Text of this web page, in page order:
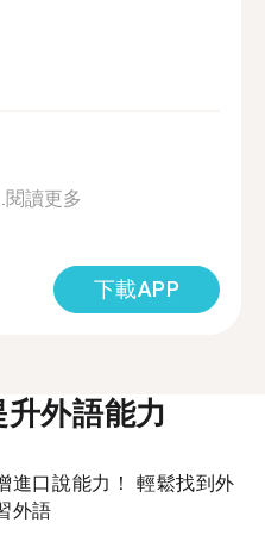
閱讀更多
下載APP
外語能力
進口說能力！ 輕鬆找到外
外語